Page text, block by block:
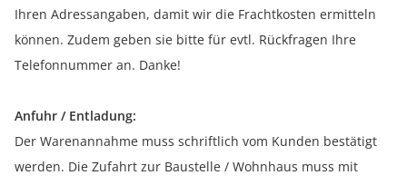
Ihren Adressangaben, damit wir die Frachtkosten ermitteln
können. Zudem geben sie bitte für evtl. Rückfragen Ihre
Telefonnummer an. Danke!
Anfuhr / Entladung:
Der Warenannahme muss schriftlich vom Kunden bestätigt
werden. Die Zufahrt zur Baustelle / Wohnhaus muss mit